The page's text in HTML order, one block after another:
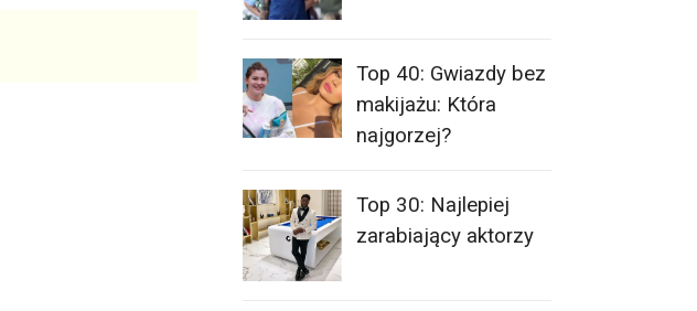
Top 40: Gwiazdy bez
makijażu: Która
najgorzej?
Top 30: Najlepiej
zarabiający aktorzy